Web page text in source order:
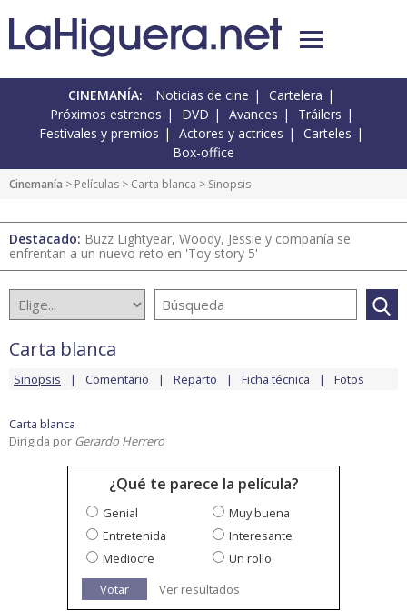
CINEMANÍA: Noticias de cine
Cartelera
Próximos estrenos
DVD Avances
Tráilers
Festivales y premios
Actores y actrices
Carteles
Box-office
Cinemanía > Películas > Carta blanca > Sinopsis
Destacado: Buzz Lightyear, Woody, Jessie y compañía se
enfrentan a un nuevo reto en 'Toy story 5'
Carta blanca
Sinopsis Comentario Reparto Ficha técnica Fotos
Carta blanca
Dirigida por Gerardo Herrero
¿Qué te parece la película?
Genial
Muy buena
Entretenida
Interesante
Mediocre
Un rollo
Votar
Ver resultados